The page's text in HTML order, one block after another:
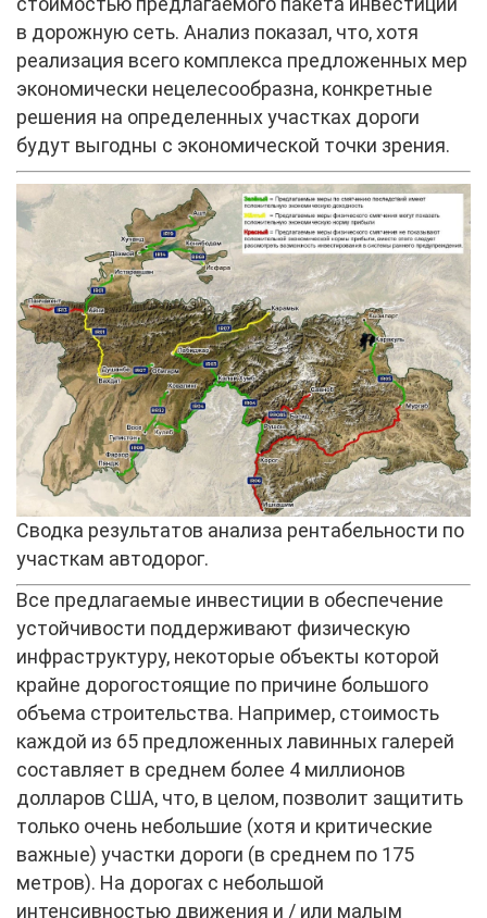
в дорожную сеть. Анализ показал, что, хотя
реализация всего комплекса предложенных мер
экономически нецелесообразна, конкретные
решения на определенных участках дороги
будут выгодны с экономической точки зрения.
Сводка результатов анализа рентабельности по
участкам автодорог.
Все предлагаемые инвестиции в обеспечение
устойчивости поддерживают физическую
инфраструктуру, некоторые объекты которой
крайне дорогостоящие по причине большого
объема строительства. Например, стоимость
каждой из 65 предложенных лавинных галерей
составляет в среднем более 4 миллионов
долларов США, что, в целом, позволит защитить
только очень небольшие (хотя и критические
важные) участки дороги (в среднем по 175
метров). На дорогах с небольшой
интенсивностью движения и / или малым